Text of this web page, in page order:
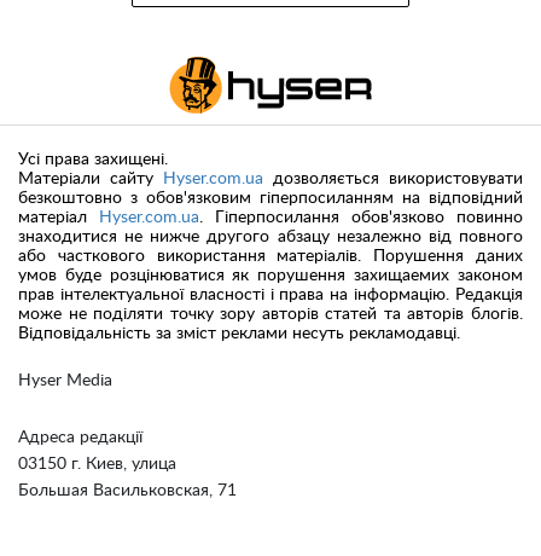
Hyser Media
Адреса редакції
03150 г. Киев, улица
Большая Васильковская, 71
Усі права захищені.
Матеріали сайту
Hyser.com.ua дозволяється використовувати
безкоштовно з обов'язковим гіперпосиланням на відповідний
матеріал
Hyser.com.ua. Гіперпосилання обов'язково повинно
знаходитися не нижче другого абзацу незалежно від повного
або часткового використання матеріалів. Порушення даних
умов буде розцінюватися як порушення захищаемих законом
прав інтелектуальної власності і права на інформацію. Редакція
може не поділяти точку зору авторів статей та авторів блогів.
Відповідальність за зміст реклами несуть рекламодавці.